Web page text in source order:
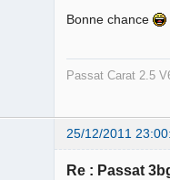
Bonne chance
Passat Carat 2.5
25/12/2011
Re : Passat